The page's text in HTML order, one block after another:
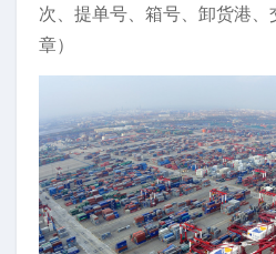
次、提单号、箱号、卸货港
章）